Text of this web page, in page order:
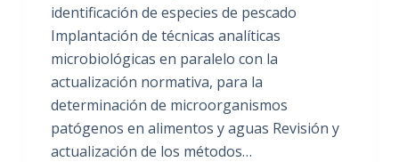
identificación de especies de pescado
Implantación de técnicas analíticas
microbiológicas en paralelo con la
actualización normativa, para la
determinación de microorganismos
patógenos en alimentos y aguas Revisión y
actualización de los métodos…